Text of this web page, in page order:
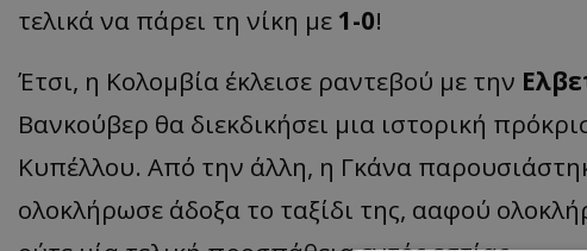
τελικά να πάρει τη νίκη με 1-0!
Έτσι, η Κολομβία έκλεισε ραντεβού με την
Βανκούβερ θα διεκδικήσει μια ιστορική
Κυπέλλου. Από την άλλη, η Γκάνα
ολοκλήρωσε άδοξα το ταξίδι της, ααφού